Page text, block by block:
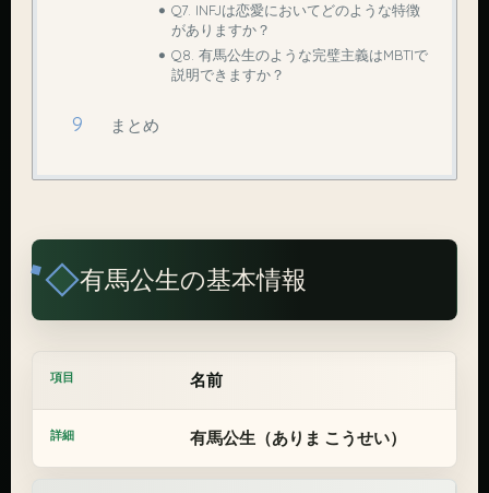
Q7. INFJは恋愛においてどのような特徴
がありますか？
Q8. 有馬公生のような完璧主義はMBTIで
説明できますか？
まとめ
有馬公生の基本情報
名前
有馬公生（ありま こうせい）